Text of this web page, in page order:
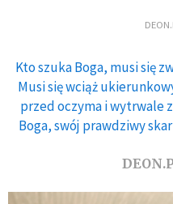
Kto szuka Boga, musi się
Musi się wciąż
przed oczyma i wytrwale
Boga, swój prawdziwy